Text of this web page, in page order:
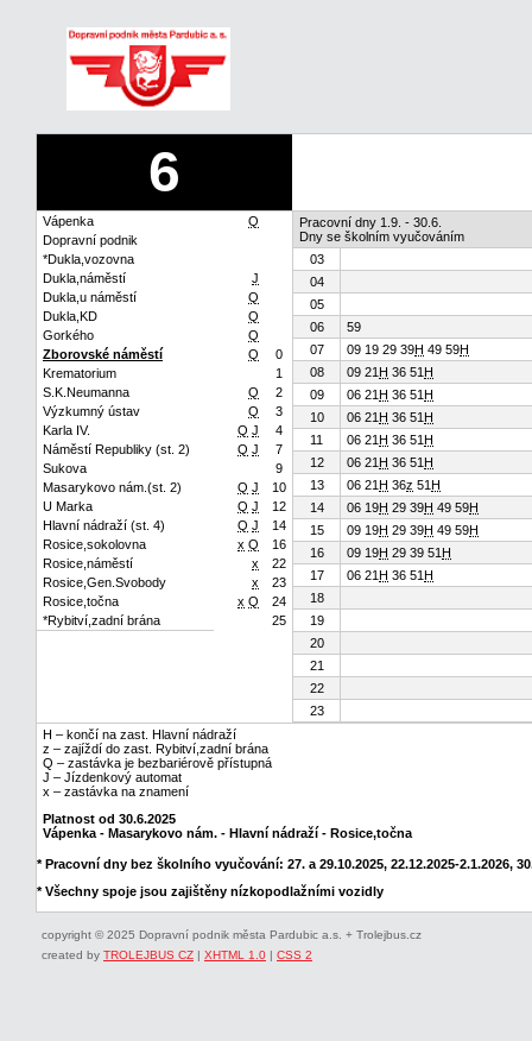
6
Vápenka
Q
Dopravní podnik
*Dukla,vozovna
Dukla,náměstí
J
Dukla,u náměstí
Q
Dukla,KD
Q
Gorkého
Q
Zborovské náměstí
Q
0
Krematorium
1
S.K.Neumanna
Q
2
Výzkumný ústav
Q
3
Karla IV.
Q J
4
Náměstí Republiky (st. 2)
Q J
7
Sukova
9
Masarykovo nám.(st. 2)
Q J
10
U Marka
Q J
12
Hlavní nádraží (st. 4)
Q J
14
Rosice,sokolovna
x Q
16
Rosice,náměstí
x
22
Rosice,Gen.Svobody
x
23
Rosice,točna
x Q
24
*Rybitví,zadní brána
25
Pracovní dny 1.9. - 30.6.
Dny se školním vyučováním
03
04
05
06
59
07
09 19 29 39H 49 59H
08
09 21 H 36 51 H
09
06 21H 36 51H
10
06 21 H 36 51 H
11
06 21H 36 51H
12
06 21 H 36 51 H
13
06 21H 36z 51H
14
06 19H 29 39H 49 59H
15
09 19H 29 39H 49 59H
16
09 19H 29 39 51 H
17
06 21H 36 51H
18
19
20
21
22
23
H – končí na zast. Hlavní nádraží
z – zajíždí do zast. Rybitví,zadní brána
Q – zastávka je bezbariérově přístupná
J – Jízdenkový automat
x – zastávka na znamení
Platnost od 30.6.2025
Vápenka - Masarykovo nám. - Hlavní nádraží - Rosice,točna
* Pracovní dny bez školního vyučování: 27. a 29.10.2025, 22.12.2025-2.1.2026,
* Všechny spoje jsou zajištěny nízkopodlažními vozidly
copyright © 2025 Dopravní podnik města Pardubic a.s. + Trolejbus.cz
created by TROLEJBUS CZ | XHTML 1.0 | CSS 2